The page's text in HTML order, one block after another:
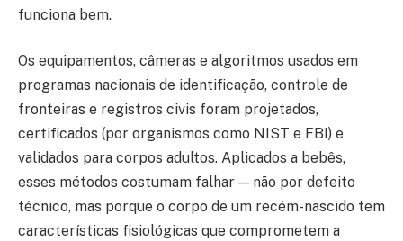
funciona bem.
Os equipamentos, câmeras e algoritmos usados em
programas nacionais de identificação, controle de
fronteiras e registros civis foram projetados,
certificados (por organismos como NIST e FBI) e
validados para corpos adultos. Aplicados a bebês,
esses métodos costumam falhar — não por defeito
técnico, mas porque o corpo de um recém-nascido tem
características fisiológicas que comprometem a